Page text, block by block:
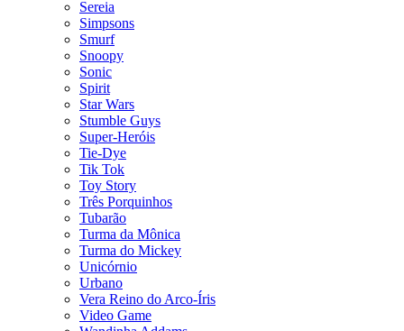
Sereia
Simpsons
Smurf
Snoopy
Sonic
Spirit
Star Wars
Stumble Guys
Super-Heróis
Tie-Dye
Tik Tok
Toy Story
Três Porquinhos
Tubarão
Turma da Mônica
Turma do Mickey
Unicórnio
Urbano
Vera Reino do Arco-Íris
Video Game